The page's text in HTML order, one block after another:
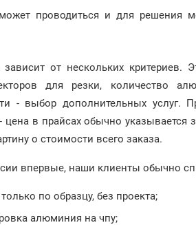
проводиться и для решения
от нескольких критериев.
для резки, количество
- выбор дополнительных услуг.
в прайсах обычно указывается
о стоимости всего заказа.
впервые, наши клиенты обычно
по образцу, без проекта;
алюминия на чпу;